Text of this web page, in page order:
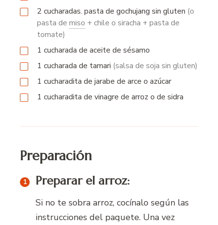
2 cucharadas. pasta de gochujang sin gluten (o
pasta de miso + chile o siracha + pasta de
tomate)
1 cucharada de aceite de sésamo
1 cucharada de tamari (salsa de soja sin gluten)
1 cucharadita de jarabe de arce o azúcar
1 cucharadita de vinagre de arroz o de sidra
Preparación
Preparar el arroz:
Si no te sobra arroz, cocínalo según las
instrucciones del paquete. Una vez